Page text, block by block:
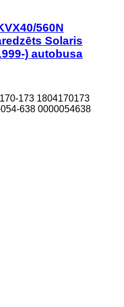
560N
Solaris
) autobusa
173 1804170173
638 0000054638